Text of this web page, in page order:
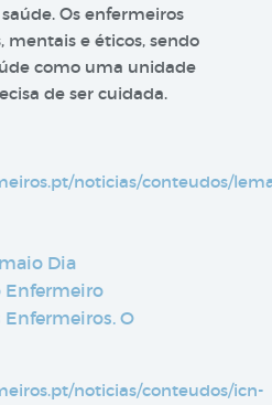
Os enfermeiros
mentais e éticos, sendo
como uma unidade
de ser cuidada.
noticias/conteudos/
Dia
Enfermeiros. O
noticias/conteudos/icn-